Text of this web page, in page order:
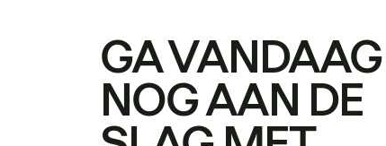
GA VANDAAG
NOG AAN DE